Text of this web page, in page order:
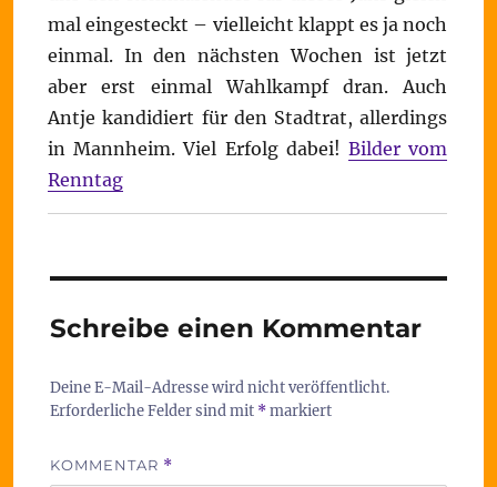
mal eingesteckt – vielleicht klappt es ja noch
einmal. In den nächsten Wochen ist jetzt
aber erst einmal Wahlkampf dran. Auch
Antje kandidiert für den Stadtrat, allerdings
in Mannheim. Viel Erfolg dabei!Bilder vom
Renntag
Schreibe einen Kommentar
Deine E-Mail-Adresse wird nicht veröffentlicht.
Erforderliche Felder sind mit *markiert
KOMMENTAR *